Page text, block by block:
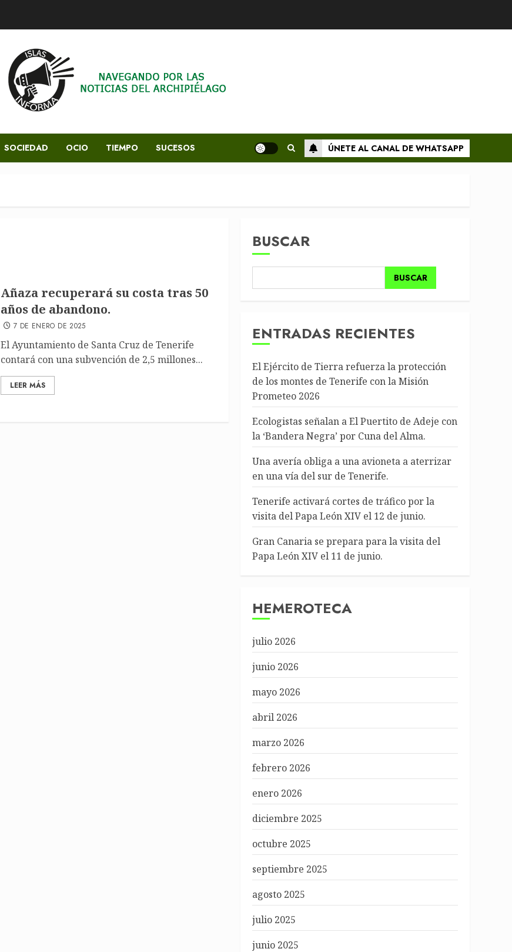
SOCIEDAD OCIO TIEMPO SUCESOS ÚNETE AL CANAL DE WHATSAPP
Añaza recuperará su costa tras 50
años de abandono.
7 DE ENERO DE 2025
El Ayuntamiento de Santa Cruz de Tenerife
contará con una subvención de 2,5 millones...
LEER MÁS
BUSCAR
BUSCAR
ENTRADAS RECIENTES
El Ejército de Tierra refuerza la protección
de los montes de Tenerife con la Misión
Prometeo 2026
Ecologistas señalan a El Puertito de Adeje con
la ‘Bandera Negra’ por Cuna del Alma.
Una avería obliga a una avioneta a aterrizar
en una vía del sur de Tenerife.
Tenerife activará cortes de tráfico por la
visita del Papa León XIV el 12 de junio.
Gran Canaria se prepara para la visita del
Papa León XIV el 11 de junio.
HEMEROTECA
julio 2026
junio 2026
mayo 2026
abril 2026
marzo 2026
febrero 2026
enero 2026
diciembre 2025
octubre 2025
septiembre 2025
agosto 2025
julio 2025
junio 2025